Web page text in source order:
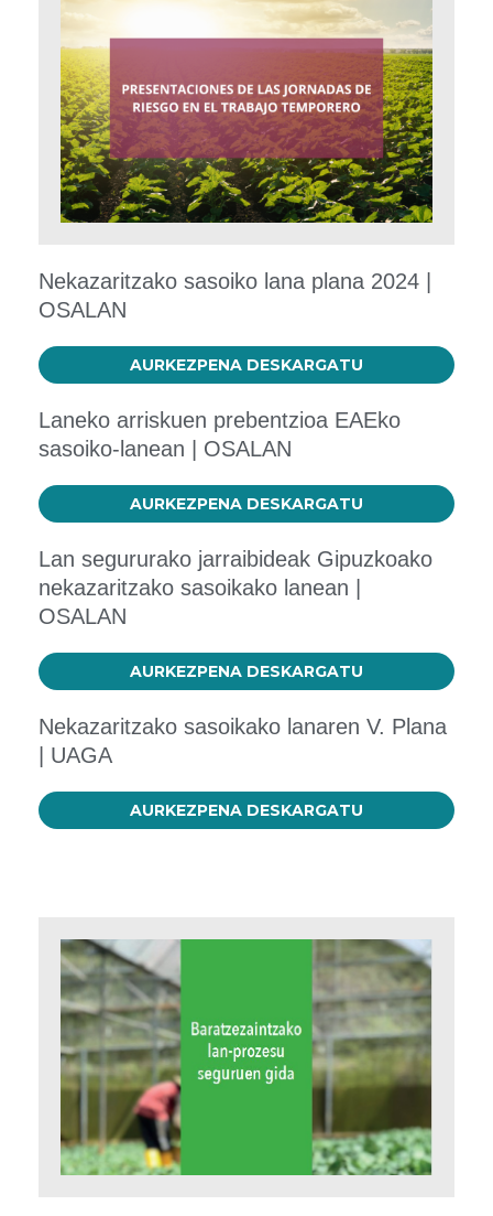
Nekazaritzako sasoiko lana plana 2024 |
OSALAN
AURKEZPENA DESKARGATU
Laneko arriskuen prebentzioa EAEko
sasoiko-lanean | OSALAN
AURKEZPENA DESKARGATU
Lan segururako jarraibideak Gipuzkoako
nekazaritzako sasoikako lanean |
OSALAN
AURKEZPENA DESKARGATU
Nekazaritzako sasoikako lanaren V. Plana
| UAGA
AURKEZPENA DESKARGATU